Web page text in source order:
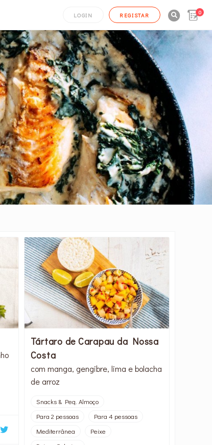
LOGIN REGISTAR 0
Tártaro de Carapau da Nossa
Costa
com manga, gengibre, lima e bolacha
de arroz
Snacks & Peq. Almoço
Para 2 pessoas
Para 4 pessoas
Mediterrânea
Peixe